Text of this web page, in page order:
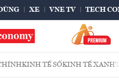
XE VNE TV TECH
KINH TẾ SỐKINH TẾ XANH